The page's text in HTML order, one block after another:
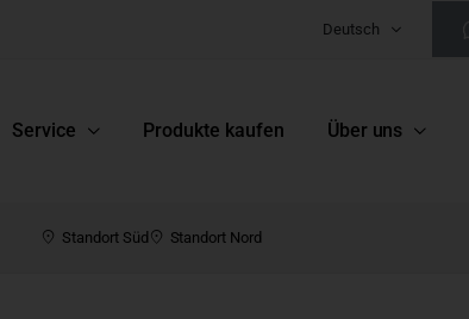
Deutsch
Service Produkte kaufen Über uns
Standort Süd Standort Nord